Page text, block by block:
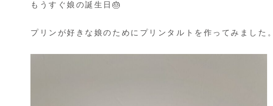
もうすぐ娘の誕生日🎂
プリンが好きな娘のためにプリンタルトを作ってみました。